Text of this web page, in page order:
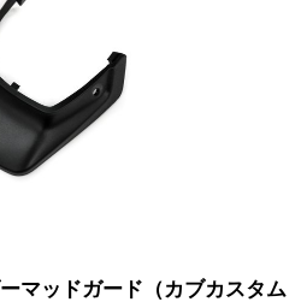
マッドガード（カブカスタム